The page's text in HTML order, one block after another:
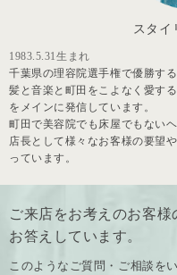
スタイ
1983.5.31生まれ
千葉県の理容院選手権で優勝す
髪と音楽と町田をこよなく愛す
をメインに発信しています。
町田で美容院でも床屋でもない
店長として様々なお客様の要望
っています。
ご来店をお考えのお客
お答えしています。
このようなご質問・ご相談を